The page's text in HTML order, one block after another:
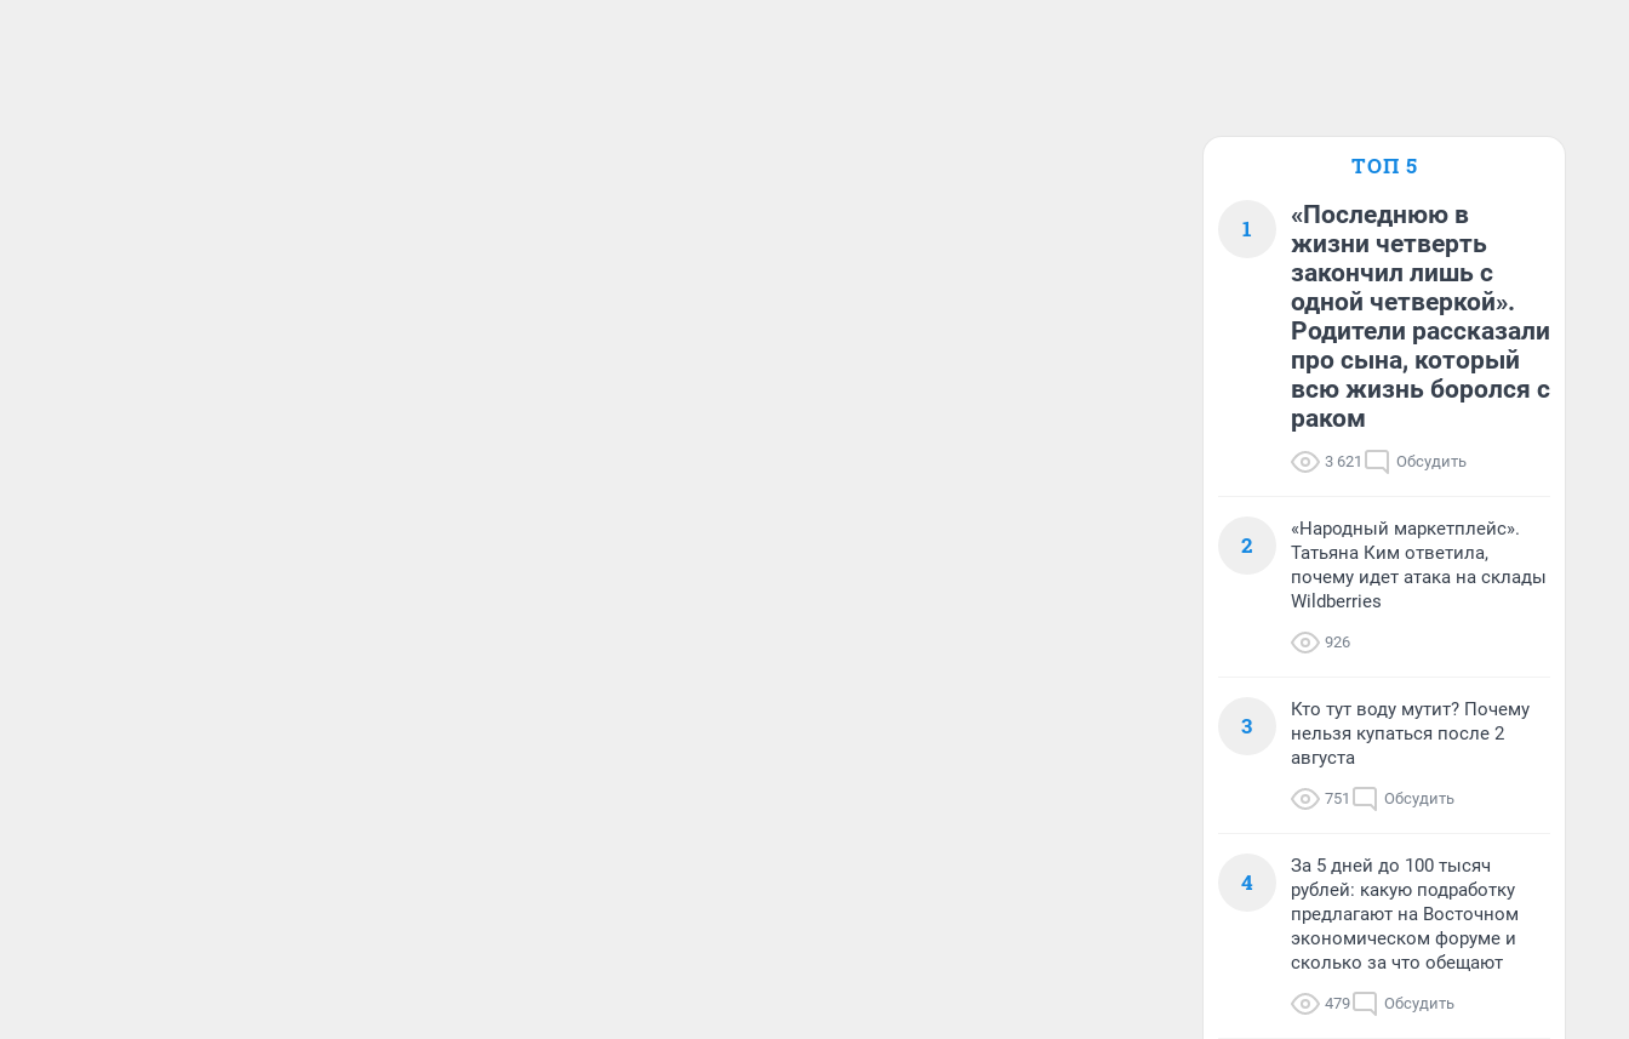
ТОП 5
1
«Последнюю в
жизни четверть
закончил лишь с
одной четверкой».
Родители рассказали
про сына, который
всю жизнь боролся с
раком
3 621 Обсудить
2
«Народный маркетплейс».
Татьяна Ким ответила,
почему идет атака на склады
Wildberries
926
3
Кто тут воду мутит? Почему
нельзя купаться после 2
августа
751 Обсудить
4
За 5 дней до 100 тысяч
рублей: какую подработку
предлагают на Восточном
экономическом форуме и
сколько за что обещают
479 Обсудить